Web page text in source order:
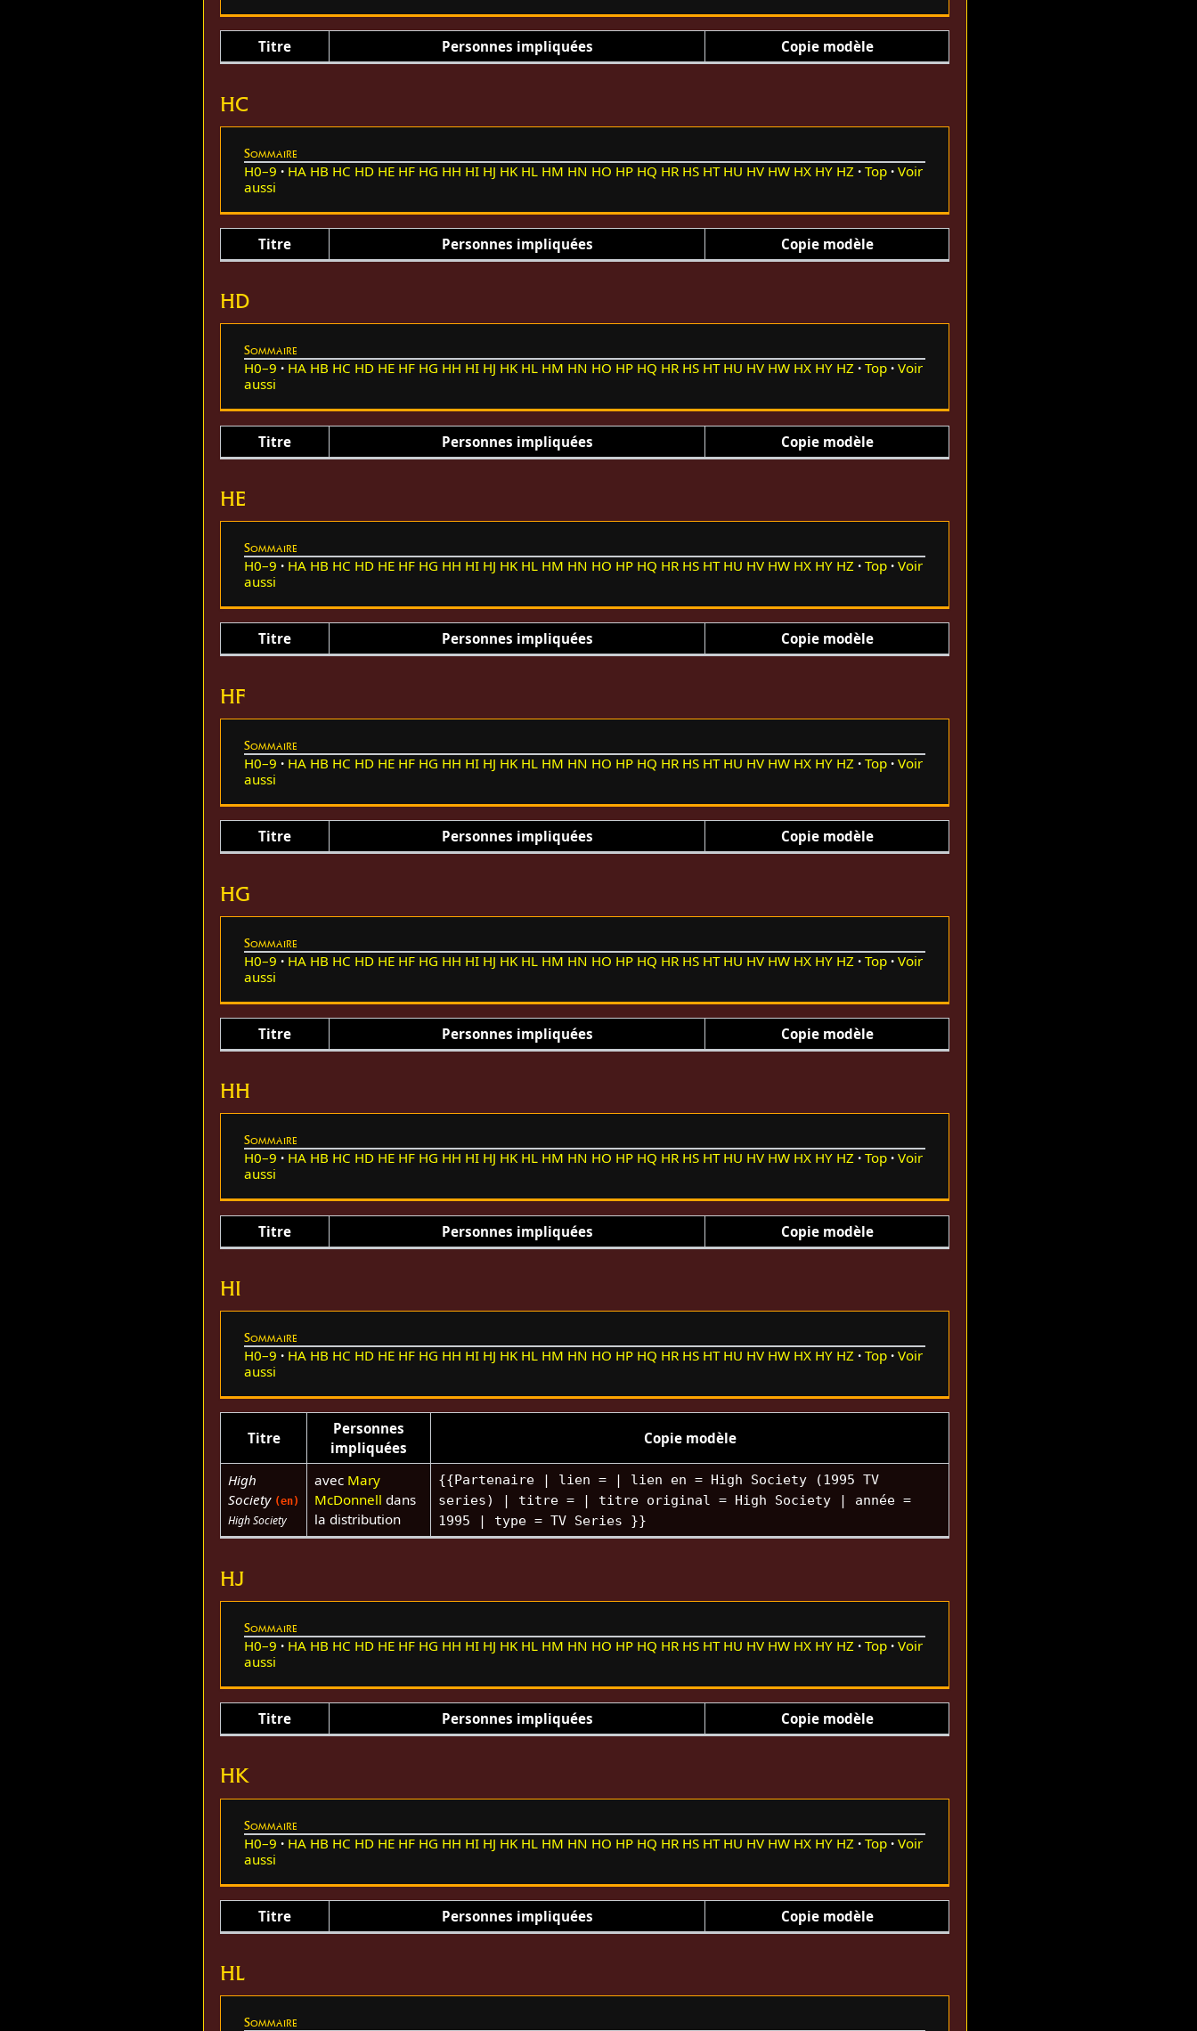
Titre Personnes impliquées Copie modèle
HC
Sommaire
H0–9 HA HB HC HD HE HF HG HH HI HJ HK HL HM HN HO HP HQ HR HS HT HU HV HW HX HY HZ Top
Voir
aussi
Titre Personnes impliquées Copie modèle
HD
Sommaire
H0–9 HA HB HC HD HE HF HG HH HI HJ HK HL HM HN HO HP HQ HR HS HT HU HV HW HX HY HZ Top
Voir
aussi
Titre Personnes impliquées Copie modèle
HE
Sommaire
H0–9 HA HB HC HD HE HF HG HH HI HJ HK HL HM HN HO HP HQ HR HS HT HU HV HW HX HY HZ Top
Voir
aussi
Titre Personnes impliquées Copie modèle
HF
Sommaire
H0–9 HA HB HC HD HE HF HG HH HI HJ HK HL HM HN HO HP HQ HR HS HT HU HV HW HX HY HZ Top
Voir
aussi
Titre Personnes impliquées Copie modèle
HG
Sommaire
H0–9 HA HB HC HD HE HF HG HH HI HJ HK HL HM HN HO HP HQ HR HS HT HU HV HW HX HY HZ Top
Voir
aussi
Titre Personnes impliquées Copie modèle
HH
Sommaire
H0–9 HA HB HC HD HE HF HG HH HI HJ HK HL HM HN HO HP HQ HR HS HT HU HV HW HX HY HZ Top
Voir
aussi
Titre Personnes impliquées Copie modèle
HI
Sommaire
H0–9 HA HB HC HD HE HF HG HH HI HJ HK HL HM HN HO HP HQ HR HS HT HU HV HW HX HY HZ Top
Voir
aussi
Titre
Personnes
impliquées
Copie modèle
High
Society (en)
High Society
avec Mary
McDonnell dans
la distribution
{{Partenaire | lien = | lien en = High Society (1995 TV
series) | titre = | titre original = High Society | année =
1995 | type = TV Series }}
HJ
Sommaire
H0–9 HA HB HC HD HE HF HG HH HI HJ HK HL HM HN HO HP HQ HR HS HT HU HV HW HX HY HZ Top
Voir
aussi
Titre Personnes impliquées Copie modèle
HK
Sommaire
H0–9 HA HB HC HD HE HF HG HH HI HJ HK HL HM HN HO HP HQ HR HS HT HU HV HW HX HY HZ Top
Voir
aussi
Titre Personnes impliquées Copie modèle
HL
Sommaire